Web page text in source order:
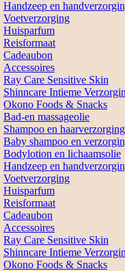
Handzeep en
Voetverzorging
Huisparfum
Reisformaat
Cadeaubon
Accessoires
Ray Care Sensitive Skin
Shinncare Intieme
Okono Foods & Snacks
Bad-en massageolie
Shampoo en haarverzorging
Baby shampoo en
Bodylotion en lichaamsolie
Handzeep en
Voetverzorging
Huisparfum
Reisformaat
Cadeaubon
Accessoires
Ray Care Sensitive Skin
Shinncare Intieme
Okono Foods & Snacks